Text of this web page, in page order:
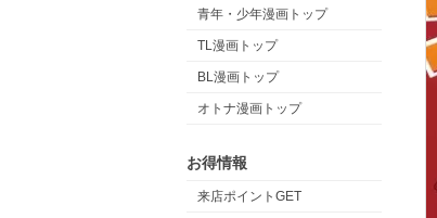
青年・少年漫画トップ
TL漫画トップ
BL漫画トップ
オトナ漫画トップ
お得情報
来店ポイントGET